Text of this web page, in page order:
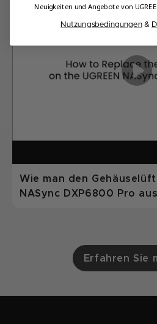
Wie man den
NASync DXP6800 Pro
Erfahren Sie
Neuigkeiten und Angebote von
Nutzungsbedingungen&